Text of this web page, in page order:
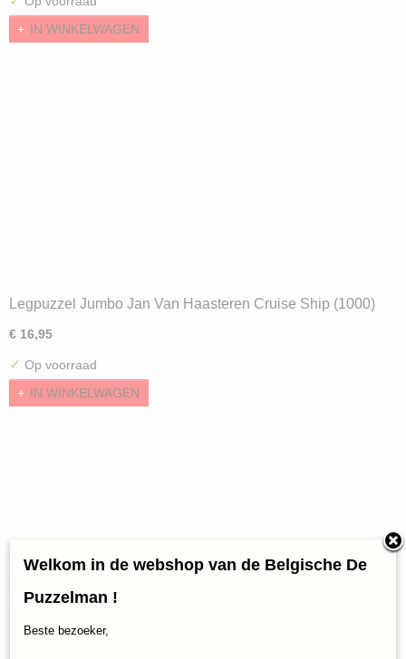
IN WINKELWAGEN
Legpuzzel Jumbo Jan Van Haasteren Cruise Ship (1000)
€ 16,95
✓ Op voorraad
IN WINKELWAGEN
Welkom in de webshop van de Belgische De
Puzzelman !
Beste bezoeker,